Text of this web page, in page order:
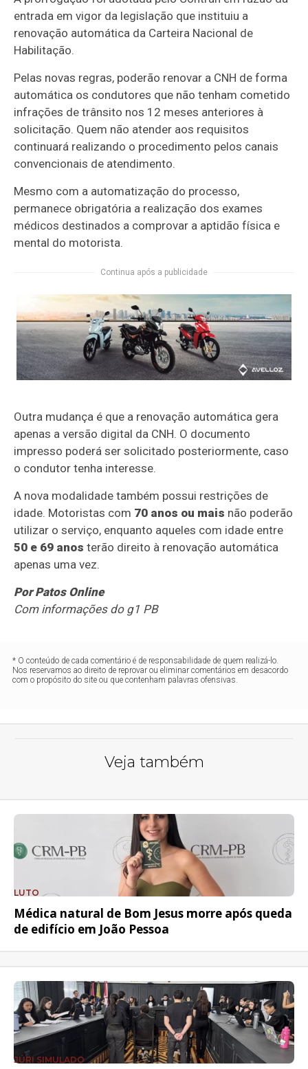
entrada em vigor da legislação que instituiu a
renovação automática da Carteira Nacional de
Habilitação.
Pelas novas regras, poderão renovar a CNH de forma
automática os condutores que não tenham cometido
infrações de trânsito nos 12 meses anteriores à
solicitação. Quem não atender aos requisitos
continuará realizando o procedimento pelos canais
convencionais de atendimento.
Mesmo com a automatização do processo,
permanece obrigatória a realização dos exames
médicos destinados a comprovar a aptidão física e
mental do motorista.
Continua após a publicidade
Outra mudança é que a renovação automática gera
apenas a versão digital da CNH. O documento
impresso poderá ser solicitado posteriormente, caso
o condutor tenha interesse.
A nova modalidade também possui restrições de
idade. Motoristas com 70 anos ou mais não poderão
utilizar o serviço, enquanto aqueles com idade entre
50 e 69 anos terão direito à renovação automática
apenas uma vez.
Por Patos Online
Com informações do g1 PB
* O conteúdo de cada comentário é de responsabilidade de quem realizá-lo.
Nos reservamos ao direito de reprovar ou eliminar comentários em desacordo
com o propósito do site ou que contenham palavras ofensivas.
Veja também
LUTO
Médica natural de Bom Jesus morre após queda
de edifício em João Pessoa
JÚRI SIMULADO